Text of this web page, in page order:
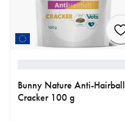
Bunny Nature Anti-Hairball
Cracker 100 g